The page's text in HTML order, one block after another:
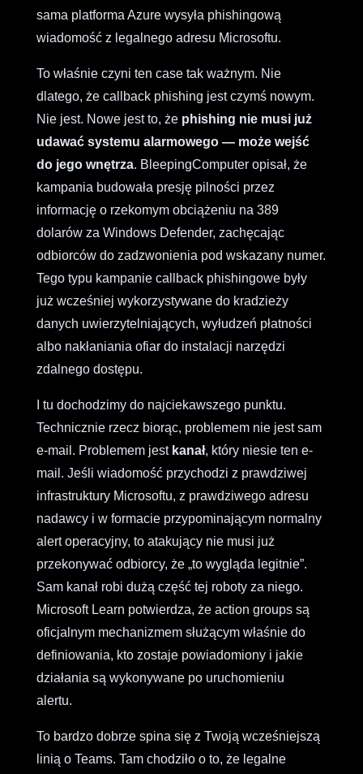
sama platforma Azure wysyła phishingową
wiadomość z legalnego adresu Microsoftu.
To właśnie czyni ten case tak ważnym. Nie
dlatego, że callback phishing jest czymś nowym.
Nie jest. Nowe jest to, że phishing nie musi już
udawać systemu alarmowego — może wejść
do jego wnętrza. BleepingComputer opisał, że
kampania budowała presję pilności przez
informację o rzekomym obciążeniu na 389
dolarów za Windows Defender, zachęcając
odbiorców do zadzwonienia pod wskazany numer.
Tego typu kampanie callback phishingowe były
już wcześniej wykorzystywane do kradzieży
danych uwierzytelniających, wyłudzeń płatności
albo nakłaniania ofiar do instalacji narzędzi
zdalnego dostępu.
I tu dochodzimy do najciekawszego punktu.
Technicznie rzecz biorąc, problemem nie jest sam
e-mail. Problemem jest kanał, który niesie ten e-
mail. Jeśli wiadomość przychodzi z prawdziwej
infrastruktury Microsoftu, z prawdziwego adresu
nadawcy i w formacie przypominającym normalny
alert operacyjny, to atakujący nie musi już
przekonywać odbiorcy, że „to wygląda legitnie”.
Sam kanał robi dużą część tej roboty za niego.
Microsoft Learn potwierdza, że action groups są
oficjalnym mechanizmem służącym właśnie do
definiowania, kto zostaje powiadomiony i jakie
działania są wykonywane po uruchomieniu
alertu.
To bardzo dobrze spina się z Twoją wcześniejszą
linią o Teams. Tam chodziło o to, że legalne